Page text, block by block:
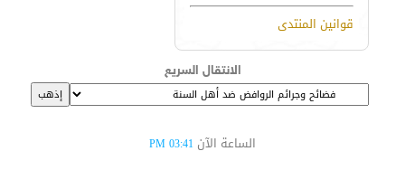
قوانين المنتدى
الانتقال السريع
الساعة الآن 03:41 PM